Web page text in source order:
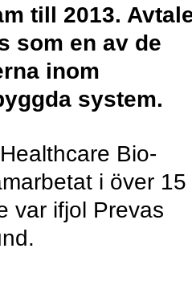
till 2013.
som en av de
inom
system.
Bio-
i över 15
var ifjol Prevas